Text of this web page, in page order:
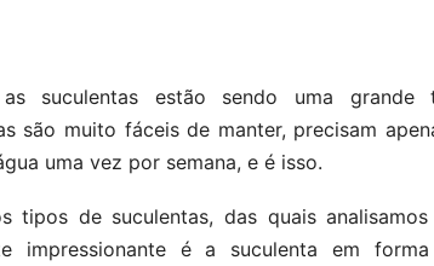
as suculentas estão sendo uma grande
são muito fáceis de manter, precisam
uma vez por semana, e é isso.
tipos de suculentas, das quais
impressionante é a suculenta em